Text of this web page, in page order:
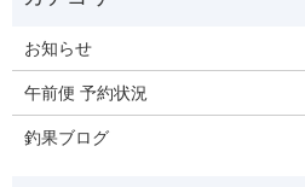
お知らせ
午前便 予約状況
釣果ブログ